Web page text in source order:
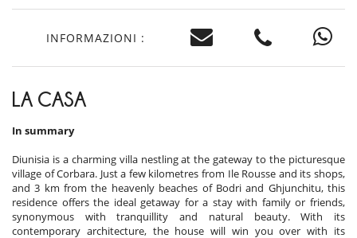
INFORMAZIONI :
LA CASA
In summary
Diunisia is a charming villa nestling at the gateway to the picturesque
village of Corbara. Just a few kilometres from Ile Rousse and its shops,
and 3 km from the heavenly beaches of Bodri and Ghjunchitu, this
residence offers the ideal getaway for a stay with family or friends,
synonymous with tranquillity and natural beauty. With its
contemporary architecture, the house will win you over with its